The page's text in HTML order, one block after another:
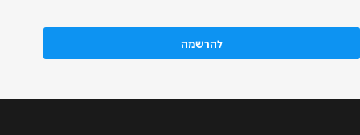
להרשמה